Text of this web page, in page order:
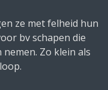
ze met felheid hun
bv schapen die
Zo klein als